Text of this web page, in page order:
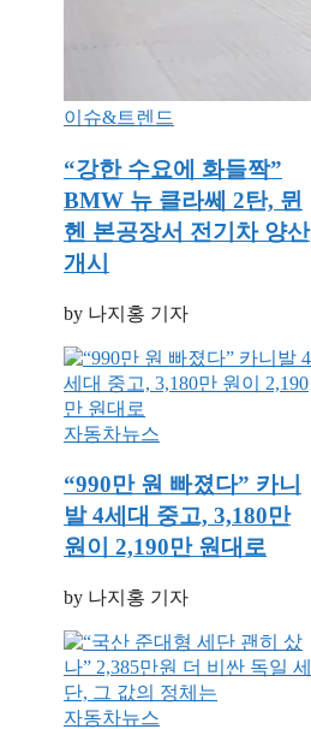
이슈&트렌드
“강한 수요에 화들짝”
BMW 뉴 클라쎄 2탄, 뮌
헨 본공장서 전기차 양산
개시
by 나지홍 기자
자동차뉴스
“990만 원 빠졌다” 카니
발 4세대 중고, 3,180만
원이 2,190만 원대로
by 나지홍 기자
자동차뉴스